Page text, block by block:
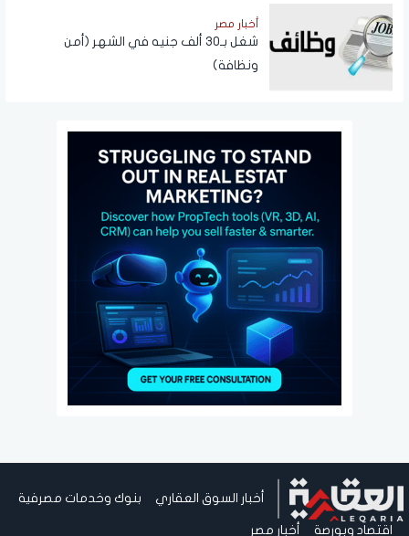
أخبار مصر
شغل بـ30 ألف جنيه في الشهر (أمن
ونظافة)
أخبار السوق العقاري بنوك وخدمات مصرفية
اقتصاد وبورصة أخبار مصر